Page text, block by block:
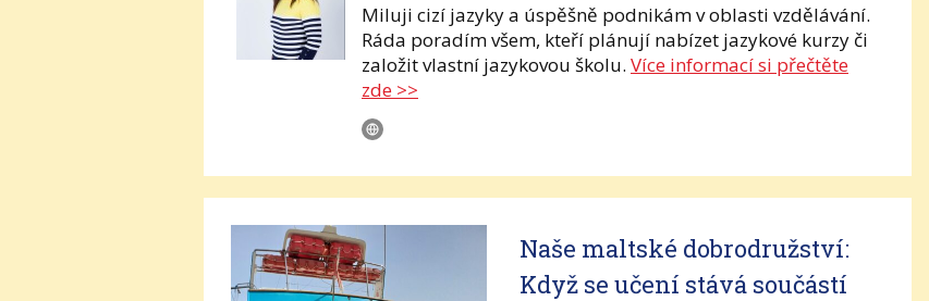
Miluji cizí jazyky a úspěšně podnikám v oblasti vzdělávání.
Ráda poradím všem, kteří plánují nabízet jazykové kurzy či
založit vlastní jazykovou školu. Více informací si přečtěte
zde >>
Naše maltské dobrodružství:
Když se učení stává součástí